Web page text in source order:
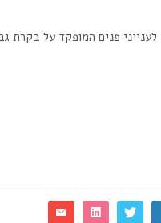
פנים המופקד על בקרת